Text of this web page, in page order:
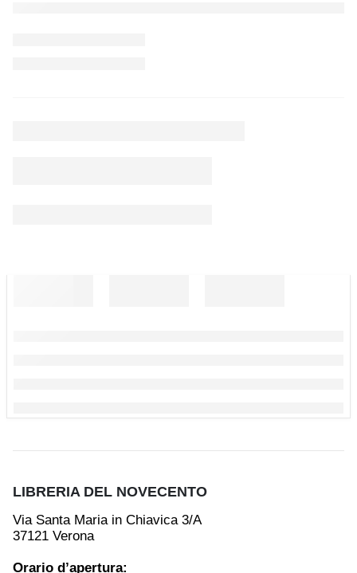
LIBRERIA DEL NOVECENTO
Via Santa Maria in Chiavica 3/A
37121 Verona
Orario d’apertura: